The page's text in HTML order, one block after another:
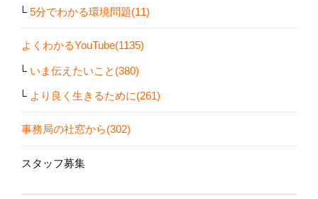
5分でわかる環境問題(11)
よくわかるYouTube(1135)
いま伝えたいこと(380)
より良く生きるために(261)
事務局の社窓から(302)
スタッフ募集